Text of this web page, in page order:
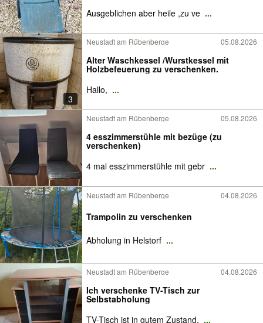
Ausgeblichen aber heile ,zu ve ...
3
Neustadt am Rübenberge 05.08.2026
Alter Waschkessel /Wurstkessel mit
Holzbefeuerung zu verschenken.
Hallo, ...
Neustadt am Rübenberge 05.08.2026
4 esszimmerstühle mit bezüge (zu
verschenken)
4 mal esszimmerstühle mit gebr ...
Neustadt am Rübenberge 04.08.2026
Trampolin zu verschenken
Abholung in Helstorf ...
Neustadt am Rübenberge 04.08.2026
Ich verschenke TV-Tisch zur
Selbstabholung
TV-Tisch ist in gutem Zustand. ...